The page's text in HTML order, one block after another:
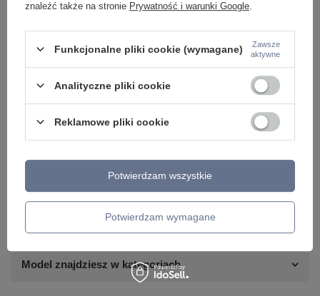
chcesz lepszą cenę?
Napisz do nas - doradzimy, odpowiemy
szybko i przygotujemy indywidualną ofertę
dopasowaną do Ciebie..
Napisz do nas
Model znajdziesz w kategoriach
znaleźć także na stronie Prywatność i warunki Google
Funkcjonalne pliki cookie (wymagane)
Zawsze
aktywne
Analityczne pliki cookie
Reklamowe pliki cookie
Potwierdzam wymagane
Potwierdzam wszystkie